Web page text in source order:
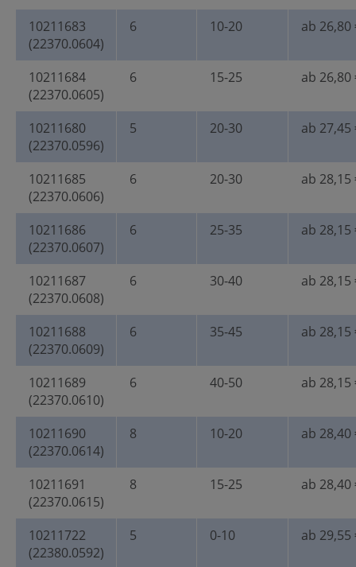
10211683
(22370.0604)
6 10-20 ab 26,80
10211684
(22370.0605)
6 15-25 ab 26,80
10211680
(22370.0596)
5 20-30 ab 27,45
10211685
(22370.0606)
6 20-30 ab 28,15
10211686
(22370.0607)
6 25-35 ab 28,15
10211687
(22370.0608)
6 30-40 ab 28,15
10211688
(22370.0609)
6 35-45 ab 28,15
10211689
(22370.0610)
6 40-50 ab 28,15
10211690
(22370.0614)
8 10-20 ab 28,40
10211691
(22370.0615)
8 15-25 ab 28,40
10211722
(22380.0592)
5 0-10 ab 29,55